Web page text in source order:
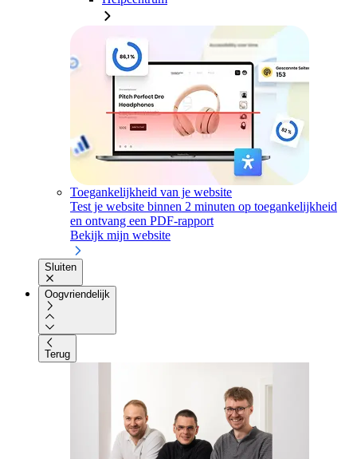
Toegankelijkheid van je website
Test je website binnen 2 minuten op toegankelijkheid
en ontvang een PDF-rapport
Bekijk mijn website
Sluiten
Oogvriendelijk
Terug